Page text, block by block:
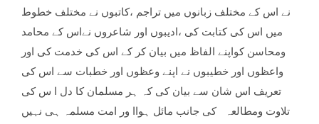
نے اس کے مختلف زبانوں میں تراجم ،کاتبوں نے مختلف خطوط
میں اس کی کتابت کی ،ادیبوں اور شاعروں نےاس کے محامد
ومحاسن کواپنے الفاظ میں بیان کر کے اس کی خدمت کی اور
واعظوں اور خطیبوں نے اپنے وعظوں اور خطبات سے اس کی
تعریف اس شان سے بیان کی کہ ہر مسلمان کا دل ا س کی
تلاوت ومطالعہ کی جانب مائل ہواا ور امت مسلمہ ہی نہیں